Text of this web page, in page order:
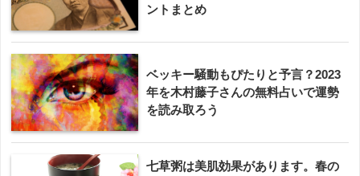
ントまとめ
ベッキー騒動もぴたりと予言？2023
年を木村藤子さんの無料占いで運勢
を読み取ろう
七草粥は美肌効果があります。春の